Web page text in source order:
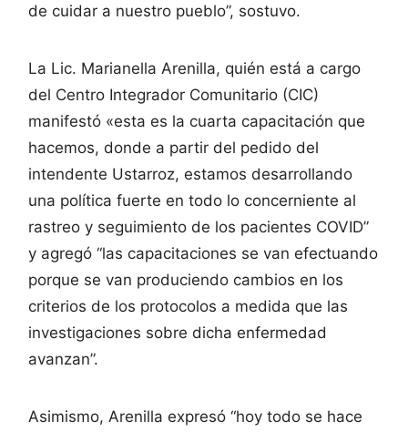
de cuidar a nuestro pueblo”, sostuvo.
La Lic. Marianella Arenilla, quién está a cargo
del Centro Integrador Comunitario (CIC)
manifestó «esta es la cuarta capacitación que
hacemos, donde a partir del pedido del
intendente Ustarroz, estamos desarrollando
una política fuerte en todo lo concerniente al
rastreo y seguimiento de los pacientes COVID”
y agregó “las capacitaciones se van efectuando
porque se van produciendo cambios en los
criterios de los protocolos a medida que las
investigaciones sobre dicha enfermedad
avanzan”.
Asimismo, Arenilla expresó “hoy todo se hace